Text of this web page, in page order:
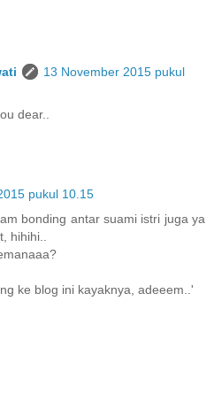
13 November 2015 pukul
dear..
pukul 10.15
bonding antar suami istri juga ya
hihihi..
ke blog ini kayaknya, adeeem..'